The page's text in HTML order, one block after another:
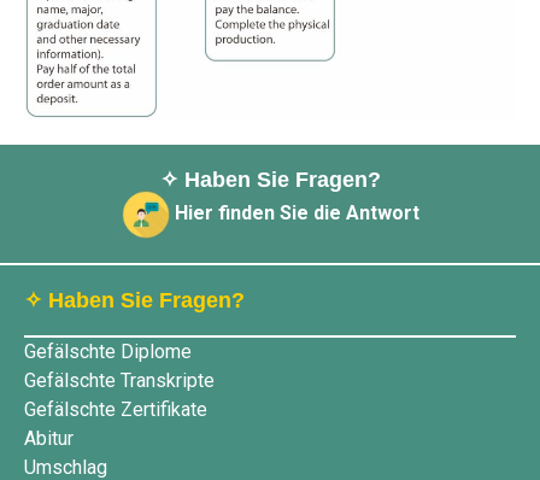
✧ Haben Sie Fragen?
Hier finden Sie die Antwort
✧ Haben Sie Fragen?
Gefälschte Diplome
Gefälschte Transkripte
Gefälschte Zertifikate
Abitur
Umschlag